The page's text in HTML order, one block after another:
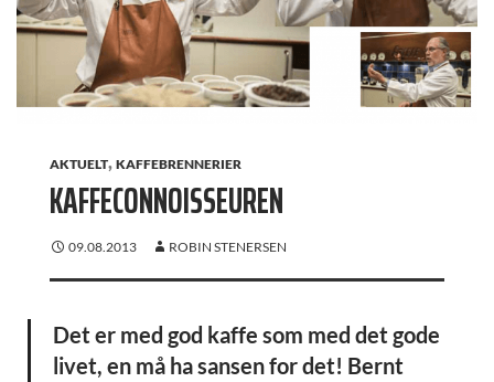
AKTUELT, KAFFEBRENNERIER
KAFFECONNOISSEUREN
09.08.2013 ROBIN STENERSEN
Det er med god kaffe som med det gode
livet, en må ha sansen for det! Bernt